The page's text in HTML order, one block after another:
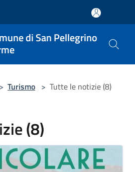
di San Pellegrino
> Turismo > Tutte le notizie (8)
(8)